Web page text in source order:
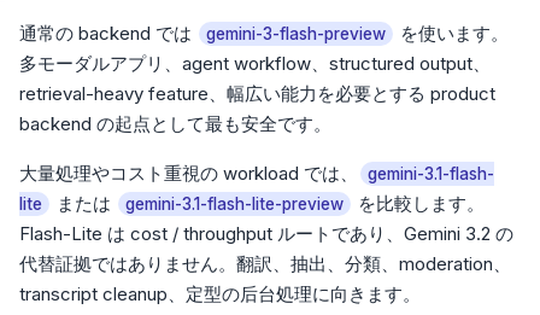
通常の backend では gemini-3-flash-preview
を使います。
多モーダルアプリ、agent workflow、structured output、
retrieval-heavy feature、幅広い能力を必要とする product
backend の起点として最も安全です。
大量処理やコスト重視の workload では、
gemini-3.1-flash-
lite
または gemini-3.1-flash-lite-preview
を比較します。
Flash-Lite は cost / throughput ルートであり、Gemini 3.2 の
代替証拠ではありません。翻訳、抽出、分類、moderation、
transcript cleanup、定型の后台処理に向きます。